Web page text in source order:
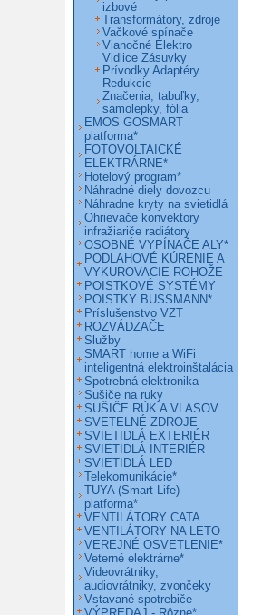
izbové
Transformátory, zdroje
Vačkové spínače
Vianočné Elektro
Vidlice Zásuvky
Prívodky Adaptéry
Redukcie
Značenia, tabuľky,
samolepky, fólia
EMOS GOSMART
platforma*
FOTOVOLTAICKÉ
ELEKTRÁRNE*
Hotelový program*
Náhradné diely dovozcu
Náhradne kryty na svietidlá
Ohrievače konvektory
infražiariče radiátory
OSOBNÉ VYPÍNAČE ALY*
PODLAHOVÉ KÚRENIE A
VYKUROVACIE ROHOŽE
POISTKOVÉ SYSTÉMY
POISTKY BUSSMANN*
Príslušenstvo VZT
ROZVÁDZAČE
Služby
SMART home a WiFi
inteligentná elektroinštalácia
Spotrebná elektronika
Sušiče na ruky
SUŠIČE RÚK A VLASOV
SVETELNÉ ZDROJE
SVIETIDLÁ EXTERIÉR
SVIETIDLÁ INTERIÉR
SVIETIDLÁ LED
Telekomunikácie*
TUYA (Smart Life)
platforma*
VENTILÁTORY CATA
VENTILÁTORY NA LETO
VEREJNÉ OSVETLENIE*
Veterné elektrárne*
Videovrátniky,
audiovrátniky, zvončeky
Vstavané spotrebiče